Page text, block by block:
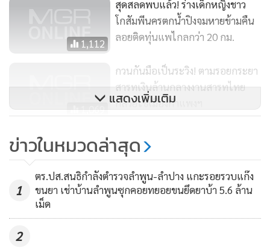
1,112
สุดสลดพบแล้ว! ร่างเด็กหญิงชาว
โกสัมพีนครตกน้ำปิงจมหายข้ามคืน
ลอยติดทุ่นแพไกลกว่า 20 กม.
1,069
กวนกันมือเป็นระวิง! ตามรอยกระยา
สารทเงินล้านกลางงานสารทไทย
กล้วยไข่เมืองกำแพงฯ
7,080
ปลอมตั๋วทนายว่าความจน
กระบวนการยุติธรรมปั่นป่วน
แสดงเพิ่มเติม
ข่าวในหมวดล่าสุด
1
ตร.ปส.สนธิกำลังตำรวจลำพูน-ลำปาง แกะรอยรวบแก๊ง
ขนยา เช่าบ้านลำพูนซุกคอยทยอยขนยึดยาบ้า 5.6 ล้าน
เม็ด
2